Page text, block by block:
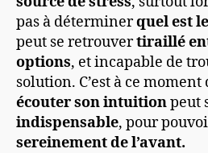
pas à déterminerquel est
peut se retrouvertiraillé
options, et incapable de
solution. C’est à ce moment
écouter son intuitionpeut
indispensable, pour
sereinement de l’avant.